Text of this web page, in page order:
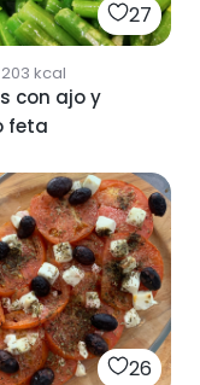
27
203 kcal
con ajo y
feta
26